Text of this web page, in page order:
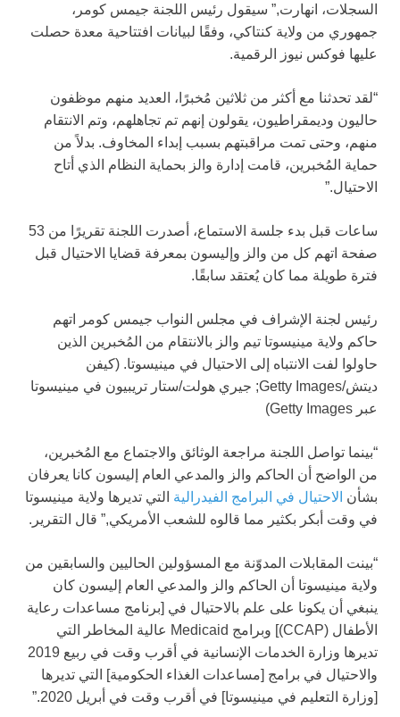
السجلات، انهارت,” سيقول رئيس اللجنة جيمس كومر،
جمهوري من ولاية كنتاكي، وفقًا لبيانات افتتاحية معدة حصلت
عليها فوكس نيوز الرقمية.
“لقد تحدثنا مع أكثر من ثلاثين مُخبرًا، العديد منهم موظفون
حاليون وديمقراطيون، يقولون إنهم تم تجاهلهم، وتم الانتقام
منهم، وحتى تمت مراقبتهم بسبب إبداء المخاوف. بدلاً من
حماية المُخبرين، قامت إدارة والز بحماية النظام الذي أتاح
الاحتيال.”
ساعات قبل بدء جلسة الاستماع، أصدرت اللجنة تقريرًا من 53
صفحة اتهم كل من والز وإليسون بمعرفة قضايا الاحتيال قبل
فترة طويلة مما كان يُعتقد سابقًا.
رئيس لجنة الإشراف في مجلس النواب جيمس كومر اتهم
حاكم ولاية مينيسوتا تيم والز بالانتقام من المُخبرين الذين
حاولوا لفت الانتباه إلى الاحتيال في مينيسوتا. (كيفن
ديتش/Getty Images; جيري هولت/ستار تريبيون في مينيسوتا
عبر Getty Images)
“بينما تواصل اللجنة مراجعة الوثائق والاجتماع مع المُخبرين،
من الواضح أن الحاكم والز والمدعي العام إليسون كانا يعرفان
بشأن الاحتيال في البرامج الفيدرالية التي تديرها ولاية مينيسوتا
في وقت أبكر بكثير مما قالوه للشعب الأمريكي,” قال التقرير.
“بينت المقابلات المدوّنة مع المسؤولين الحاليين والسابقين من
ولاية مينيسوتا أن الحاكم والز والمدعي العام إليسون كان
ينبغي أن يكونا على علم بالاحتيال في [برنامج مساعدات رعاية
الأطفال (CCAP)] وبرامج Medicaid عالية المخاطر التي
تديرها وزارة الخدمات الإنسانية في أقرب وقت في ربيع 2019
والاحتيال في برامج [مساعدات الغذاء الحكومية] التي تديرها
[وزارة التعليم في مينيسوتا] في أقرب وقت في أبريل 2020.”